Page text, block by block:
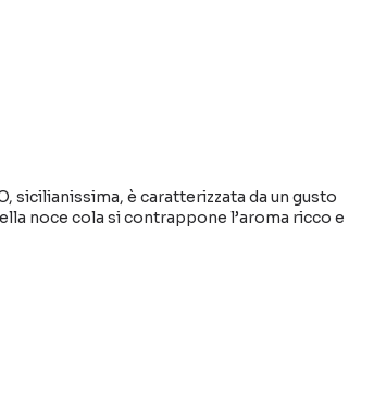
sicilianissima, è caratterizzata da un gusto
noce cola si contrappone l’aroma ricco e